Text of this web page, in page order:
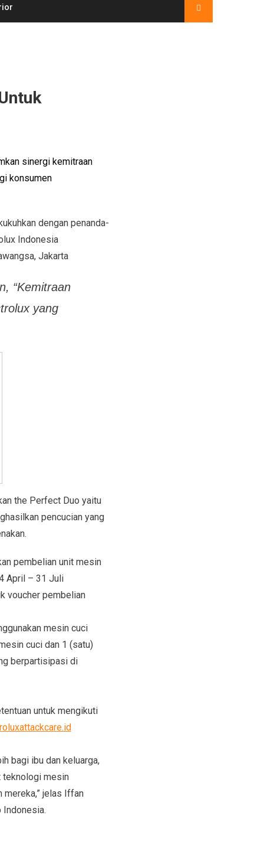
sinergi kemitraan
konsumen
dengan penanda-
Indonesia
Jakarta
“Kemitraan
yang
the Perfect Duo yaitu
pencucian yang
pembelian unit mesin
April – 31 Juli
voucher pembelian
mesin cuci
cuci dan 1 (satu)
berpartisipasi di
untuk mengikuti
bagi ibu dan keluarga,
teknologi mesin
jelas Iffan
Indonesia.